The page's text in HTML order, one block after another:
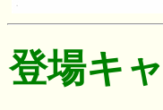
登場キ